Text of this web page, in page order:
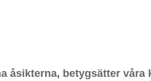
åsikterna, betygsätter våra